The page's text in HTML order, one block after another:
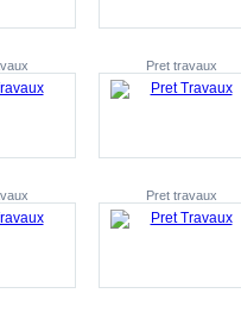
Pret travaux
Pret travaux